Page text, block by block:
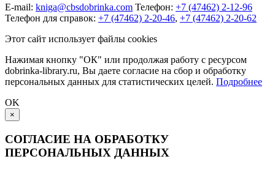
E-mail: kniga@cbsdobrinka.com Телефон: +7 (47462) 2-12-96
Телефон для справок: +7 (47462) 2-20-46, +7 (47462) 2-20-62
Этот сайт использует файлы cookies
Нажимая кнопку "ОК" или продолжая работу с ресурсом
dobrinka-library.ru, Вы даете согласие на сбор и обработку
персональных данных для статистических целей. Подробнее
OK
×
СОГЛАСИЕ НА ОБРАБОТКУ
ПЕРСОНАЛЬНЫХ ДАННЫХ